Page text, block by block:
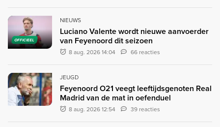
OFFICIEEL
NIEUWS
Luciano Valente wordt nieuwe aanvoerder
van Feyenoord dit seizoen
8 aug. 2026 14:04 66 reacties
JEUGD
Feyenoord O21 veegt leeftijdsgenoten Real
Madrid van de mat in oefenduel
8 aug. 2026 12:54 39 reacties